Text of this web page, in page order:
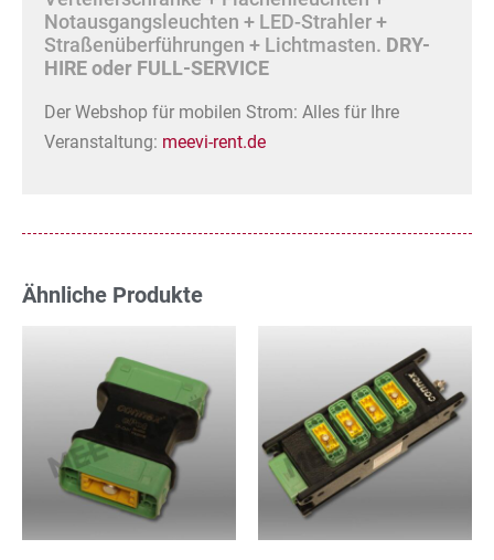
Notausgangsleuchten + LED-Strahler +
Straßenüberführungen + Lichtmasten. DRY-
HIRE oder FULL-SERVICE
Der Webshop für mobilen Strom: Alles für Ihre
Veranstaltung: meevi-rent.de
Ähnliche Produkte